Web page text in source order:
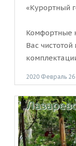
«Курортный
Комфортные
Вас
2020 Февраль 26